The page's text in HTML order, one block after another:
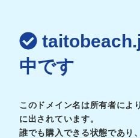
中です
このドメイン名は所有者により
に出されています。
誰でも購入できる状態であり